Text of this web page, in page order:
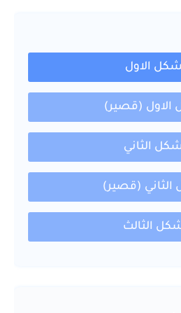
الاول
الاول (قصير)
الثاني
الثاني (قصير)
الثالث